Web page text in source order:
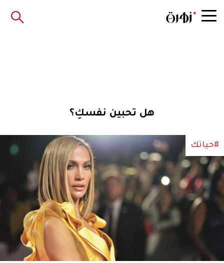
هل تحبين نفسكِ؟
#حياتك